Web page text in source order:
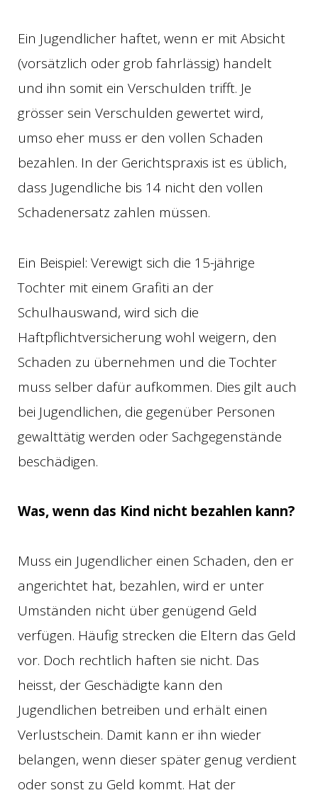
Ein Jugendlicher haftet, wenn er mit Absicht
(vorsätzlich oder grob fahrlässig) handelt
und ihn somit ein Verschulden trifft. Je
grösser sein Verschulden gewertet wird,
umso eher muss er den vollen Schaden
bezahlen. In der Gerichtspraxis ist es üblich,
dass Jugendliche bis 14 nicht den vollen
Schadenersatz zahlen müssen.
Ein Beispiel: Verewigt sich die 15-jährige
Tochter mit einem Grafiti an der
Schulhauswand, wird sich die
Haftpflichtversicherung wohl weigern, den
Schaden zu übernehmen und die Tochter
muss selber dafür aufkommen. Dies gilt auch
bei Jugendlichen, die gegenüber Personen
gewalttätig werden oder Sachgegenstände
beschädigen.
Was, wenn das Kind nicht bezahlen kann?
Muss ein Jugendlicher einen Schaden, den er
angerichtet hat, bezahlen, wird er unter
Umständen nicht über genügend Geld
verfügen. Häufig strecken die Eltern das Geld
vor. Doch rechtlich haften sie nicht. Das
heisst, der Geschädigte kann den
Jugendlichen betreiben und erhält einen
Verlustschein. Damit kann er ihn wieder
belangen, wenn dieser später genug verdient
oder sonst zu Geld kommt. Hat der